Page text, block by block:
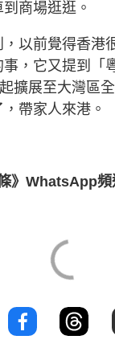
商場逛逛。
以前覺得香港
事，它又提到「
擴展至大灣區
帶家人來港。
》WhatsApp頻